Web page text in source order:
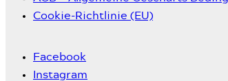
Cookie-Richtlinie (EU)
Facebook
Instagram